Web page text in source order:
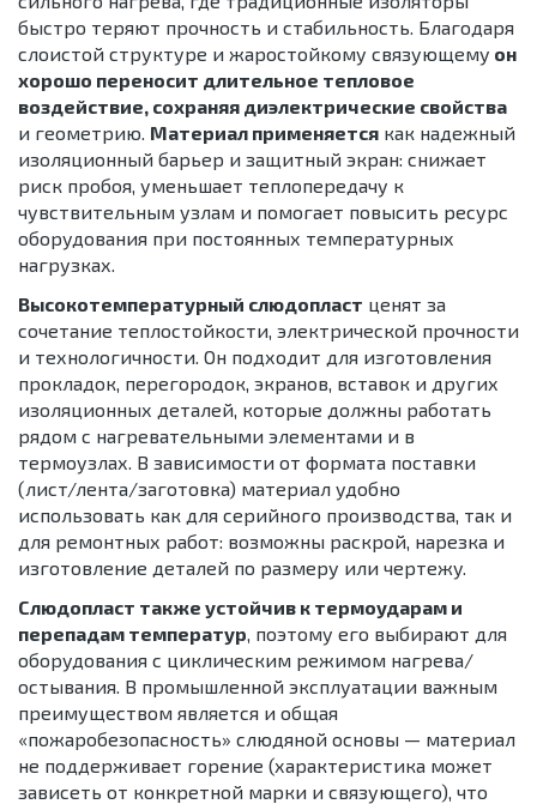
быстро теряют прочность и стабильность. Благодаря
слоистой структуре и жаростойкому связующему он
хорошо переносит длительное тепловое
воздействие, сохраняя диэлектрические свойства
и геометрию. Материал применяется как надежный
изоляционный барьер и защитный экран: снижает
риск пробоя, уменьшает теплопередачу к
чувствительным узлам и помогает повысить ресурс
оборудования при постоянных температурных
нагрузках.
Высокотемпературный слюдопласт ценят за
сочетание теплостойкости, электрической прочности
и технологичности. Он подходит для изготовления
прокладок, перегородок, экранов, вставок и других
изоляционных деталей, которые должны работать
рядом с нагревательными элементами и в
термоузлах. В зависимости от формата поставки
(лист/лента/заготовка) материал удобно
использовать как для серийного производства, так и
для ремонтных работ: возможны раскрой, нарезка и
изготовление деталей по размеру или чертежу.
Слюдопласт также устойчив к термоударам и
перепадам температур, поэтому его выбирают для
оборудования с циклическим режимом нагрева/
остывания. В промышленной эксплуатации важным
преимуществом является и общая
«пожаробезопасность» слюдяной основы — материал
не поддерживает горение (характеристика может
зависеть от конкретной марки и связующего), что